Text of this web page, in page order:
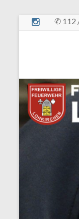
Zum
✆ 112
retten
–